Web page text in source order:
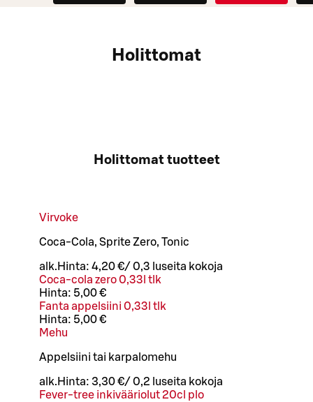
Holittomat
Holittomat tuotteet
Virvoke
Coca-Cola, Sprite Zero, Tonic
alk. Hinta: 4,20 €/ 0,3 l useita kokoja
Coca-cola zero 0,33l tlk
Hinta: 5,00 €
Fanta appelsiini 0,33l tlk
Hinta: 5,00 €
Mehu
Appelsiini tai karpalomehu
alk. Hinta: 3,30 €/ 0,2 l useita kokoja
Fever-tree inkivääriolut 20cl plo